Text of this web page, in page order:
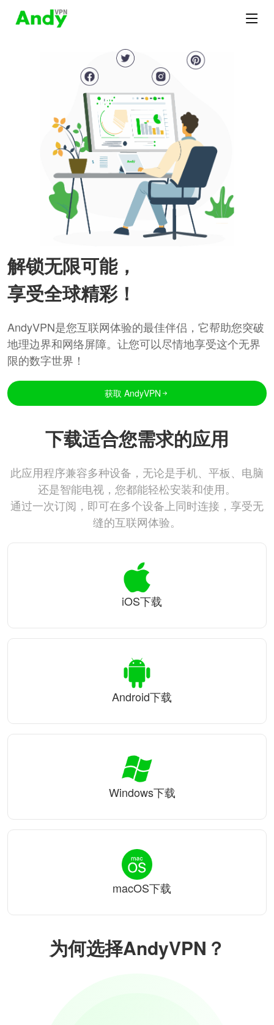
解锁无限可能，
享受全球精彩！
AndyVPN是您互联网体验的最佳伴侣，它帮助您突破
地理边界和网络屏障。让您可以尽情地享受这个无界
限的数字世界！
获取 AndyVPN
为何选择AndyVPN？
下载适合您需求的应用
此应用程序兼容多种设备，无论是手机、平板、电脑
还是智能电视，您都能轻松安装和使用。
通过一次订阅，即可在多个设备上同时连接，享受无
缝的互联网体验。
iOS下载
Android下载
Windows下载
macOS下载